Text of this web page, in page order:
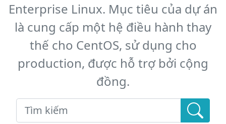
Enterprise Linux. Mục tiêu của dự án
là cung cấp một hệ điều hành thay
thế cho CentOS, sử dụng cho
production, được hỗ trợ bởi cộng
đồng.